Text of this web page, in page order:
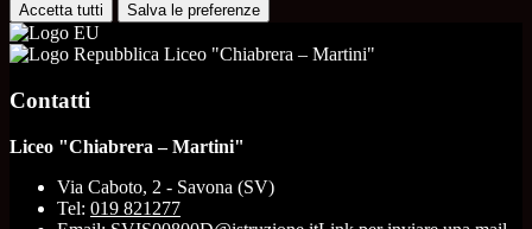
Accetta tutti Salva le preferenze
Liceo "Chiabrera – Martini"
Contatti
Liceo "Chiabrera – Martini"
Via Caboto, 2 - Savona (SV)
Tel: 019 821277